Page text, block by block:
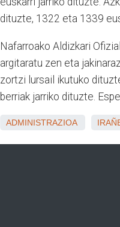
dituzte, 1322 eta 1339
Nafarroako Aldizkari
argitaratu zen eta
zortzi lursail ikutuko
berriak jarriko dituzte.
ADMINISTRAZIOA